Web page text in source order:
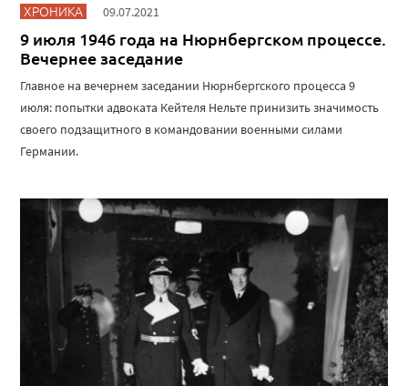
ХРОНИКА 09.07.2021
9 июля 1946 года на Нюрнбергском процессе.
Вечернее заседание
Главное на вечернем заседании Нюрнбергского процесса 9
июля: попытки адвоката Кейтеля Нельте принизить значимость
своего подзащитного в командовании военными силами
Германии.